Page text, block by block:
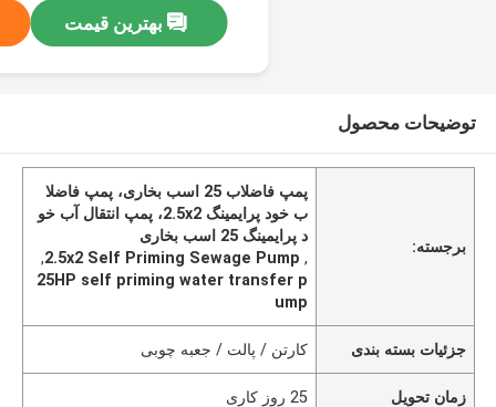
بهترین قیمت
توضیحات محصول
برجسته:
پمپ فاضلاب 25 اسب بخاری، پمپ فاضلا
ب خود پرایمینگ 2.5x2، پمپ انتقال آب خو
د پرایمینگ 25 اسب بخاری
,
2.5x2 Self Priming Sewage Pump
,
25HP self priming water transfer p
ump
جزئیات بسته بندی کارتن / پالت / جعبه چوبی
زمان تحویل 25 روز کاری